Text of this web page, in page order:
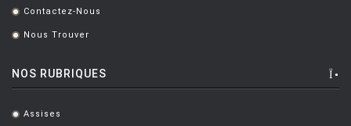
KARTELL
KNOLL
. Contactez-Nous
. Nous Trouver
NOS RUBRIQUES
. Assises